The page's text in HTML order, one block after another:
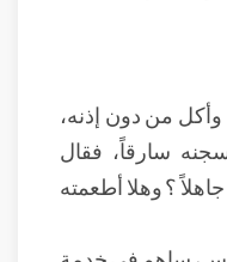
من دون إذنه،
سارقاً، فقال
؟ وهلا أطعمته